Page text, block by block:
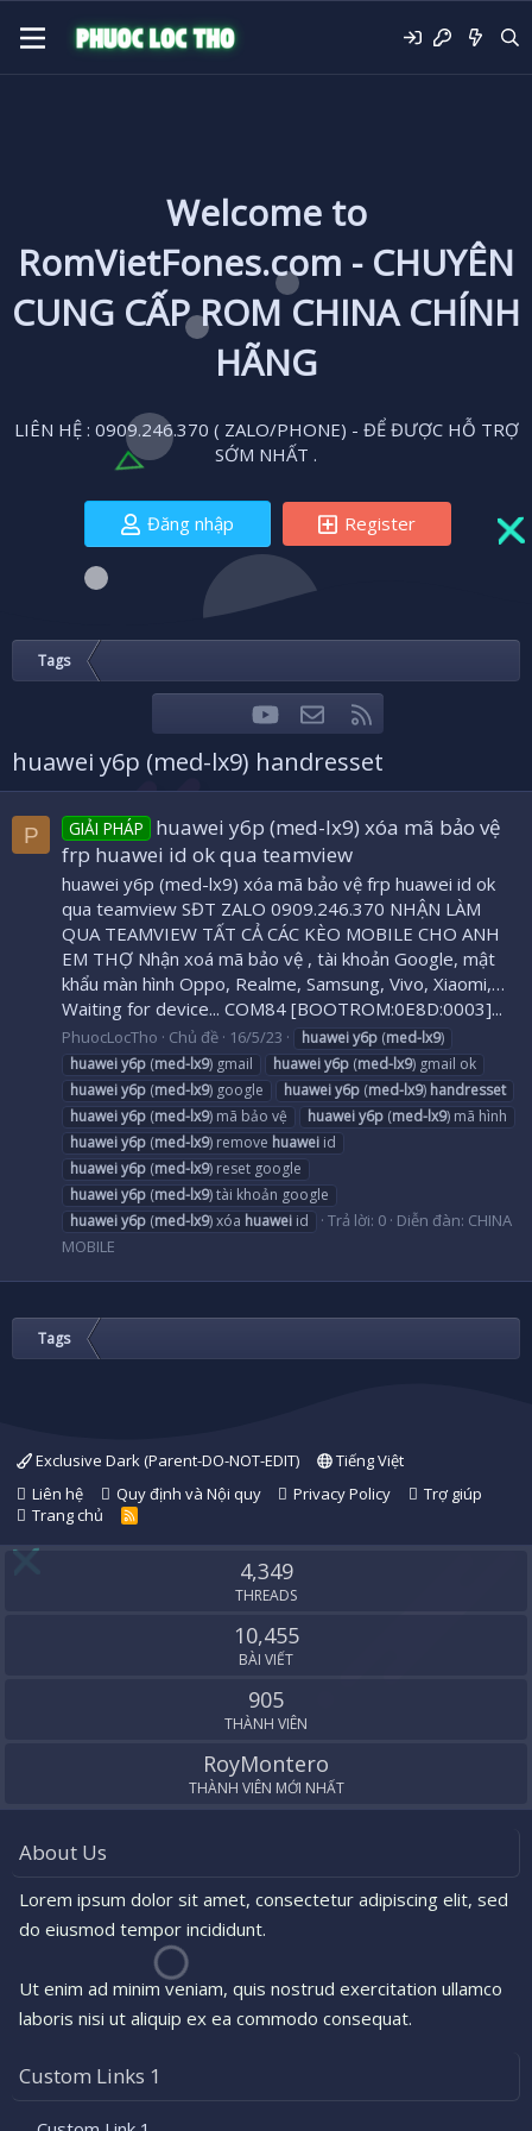
Welcome to
RomVietFones.com - CHUYÊN
CUNG CẤP ROM CHINA CHÍNH
HÃNG
LIÊN HỆ : 0909.246.370 ( ZALO/PHONE) - ĐỂ ĐƯỢC HỖ TRỢ
SỚM NHẤT .
Đăng nhập Register
Tags
FacebookTwitteryoutubeLiên hệ
huawei y6p (med-lx9) handresset
P GIẢI PHÁP
huawei y6p (med-lx9) xóa mã bảo vệ
frp huawei id ok qua teamview
huawei y6p (med-lx9) xóa mã bảo vệ frp huawei id ok
qua teamview SĐT ZALO 0909.246.370 NHẬN LÀM
QUA TEAMVIEW TẤT CẢ CÁC KÈO MOBILE CHO ANH
EM THỢ Nhận xoá mã bảo vệ , tài khoản Google, mật
khẩu màn hình Oppo, Realme, Samsung, Vivo, Xiaomi,…
Waiting for device... COM84 [BOOTROM:0E8D:0003]...
PhuocLocTho Chủ đề 16/5/23 huaweiy6p (med-lx9)
huaweiy6p (med-lx9) gmail huaweiy6p (med-lx9) gmail ok
huaweiy6p (med-lx9) google huaweiy6p (med-lx9) handresset
huaweiy6p (med-lx9) mã bảo vệ huaweiy6p (med-lx9) mã hình
huaweiy6p (med-lx9) remove huawei id
huaweiy6p (med-lx9) reset google
huaweiy6p (med-lx9) tài khoản google
huaweiy6p (med-lx9) xóa huawei id Trả lời: 0 Diễn đàn: CHINA
MOBILE
Tags
Exclusive Dark (Parent-DO-NOT-EDIT)
Tiếng Việt
Liên hệ
Quy định và Nội quy Privacy Policy
Trợ giúp
Trang chủ
R
S
4,349
THREADS
10,455
BÀI VIẾT
905
THÀNH VIÊN
RoyMontero
THÀNH VIÊN MỚI NHẤT
About Us
Lorem ipsum dolor sit amet, consectetur adipiscing elit, sed
do eiusmod tempor incididunt.
Ut enim ad minim veniam, quis nostrud exercitation ullamco
laboris nisi ut aliquip ex ea commodo consequat.
Custom Links 1